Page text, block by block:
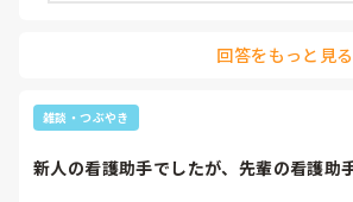
回答をもっと見る
雑談・つぶやき
新人の看護助手でしたが、先輩の看護助